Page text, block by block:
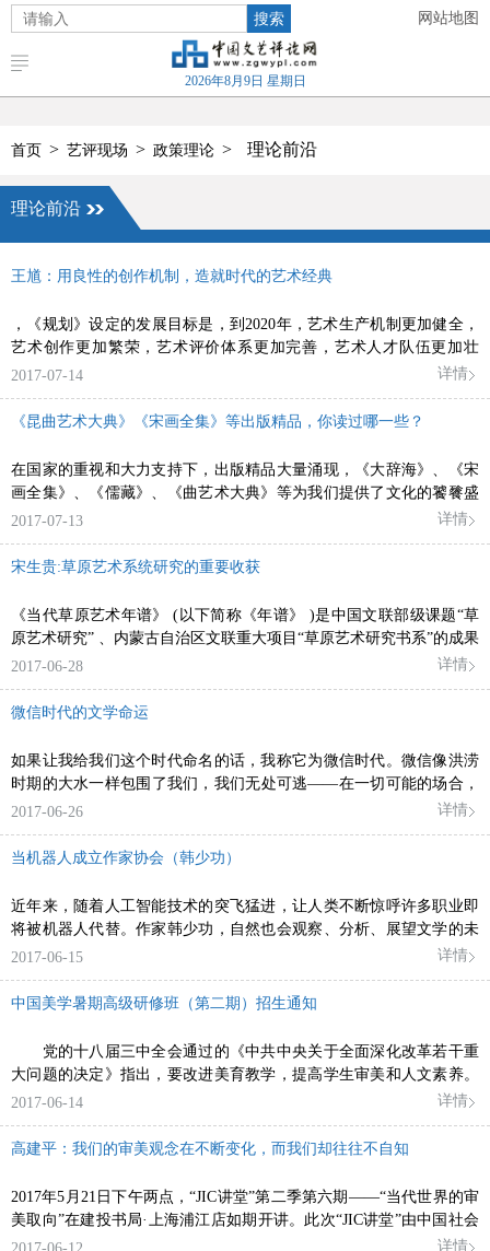
搜索 网站地图
2026年8月9日 星期日
首页 > 艺评现场 > 政策理论 > 理论前沿
理论前沿
王馗：用良性的创作机制，造就时代的艺术经典
，《规划》设定的发展目标是，到2020年，艺术生产机制更加健全，
艺术创作更加繁荣，艺术评价体系更加完善，艺术人才队伍更加壮
大，优秀文艺作品不断涌现，人民群众精神文化生活不断迈上新台
2017-07-14 详情
《昆曲艺术大典》《宋画全集》等出版精品，你读过哪一些？
在国家的重视和大力支持下，出版精品大量涌现，《大辞海》、《宋
画全集》、《儒藏》、《曲艺术大典》等为我们提供了文化的饕餮盛
宴，丰富了我们的精神。
2017-07-13 详情
宋生贵:草原艺术系统研究的重要收获
《当代草原艺术年谱》 (以下简称《年谱》 )是中国文联部级课题“草
原艺术研究” 、内蒙古自治区文联重大项目“草原艺术研究书系”的成果
之一。
2017-06-28 详情
微信时代的文学命运
如果让我给我们这个时代命名的话，我称它为微信时代。微信像洪涝
时期的大水一样包围了我们，我们无处可逃——在一切可能的场合，
我们不得不掏出手机，来，扫一扫，加一个。
2017-06-26 详情
当机器人成立作家协会（韩少功）
近年来，随着人工智能技术的突飞猛进，让人类不断惊呼许多职业即
将被机器人代替。作家韩少功，自然也会观察、分析、展望文学的未
来。
2017-06-15 详情
中国美学暑期高级研修班（第二期）招生通知
党的十八届三中全会通过的《中共中央关于全面深化改革若干重
大问题的决定》指出，要改进美育教学，提高学生审美和人文素养。
习近平总书
2017-06-14 详情
高建平：我们的审美观念在不断变化，而我们却往往不自知
2017年5月21日下午两点，“JIC讲堂”第二季第六期——“当代世界的审
美取向”在建投书局·上海浦江店如期开讲。此次“JIC讲堂”由中国社会
科学院研究员高建平老师主讲。
详情